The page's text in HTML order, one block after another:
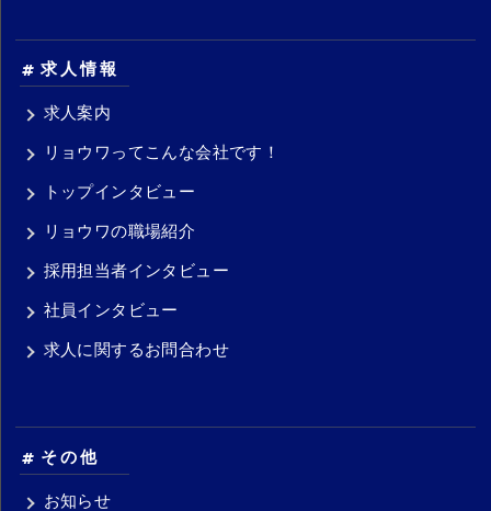
求人情報
求人案内
リョウワってこんな会社です！
トップインタビュー
リョウワの職場紹介
採用担当者インタビュー
社員インタビュー
求人に関するお問合わせ
その他
お知らせ